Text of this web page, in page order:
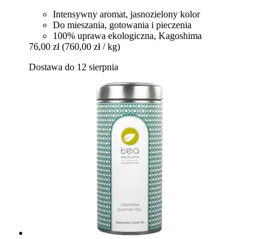
Intensywny aromat, jasnozielony kolor
Do mieszania, gotowania i pieczenia
100% uprawa ekologiczna, Kagoshima
76,00 zł (760,00 zł / kg)
Dostawa do 12 sierpnia